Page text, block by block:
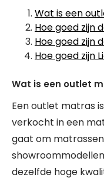
Wat is een
Hoe goed zijn
Hoe goed zijn
Hoe goed zijn
Wat is een outlet
Een outlet matras
verkocht in een
gaat om
dezelfde hoge